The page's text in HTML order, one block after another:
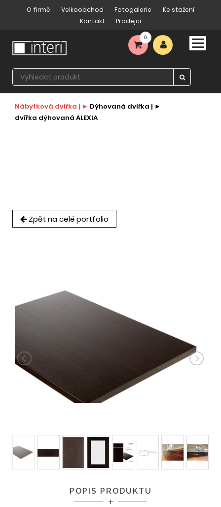
O firmě Velkoobchod Fotogalerie
Ke stažení
Kontakt
Prodejci
0
Nábytková dvířka |
Dýhovaná dvířka |
dvířka dýhovaná ALEXIA
Zpět na celé portfolio
POPIS PRODUKTU